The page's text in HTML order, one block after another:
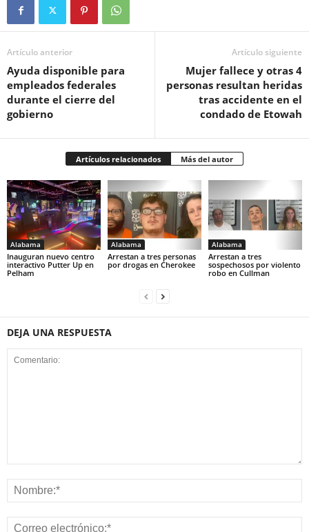
Artículo anterior
Ayuda disponible para
empleados federales
durante el cierre del
gobierno
Artículo siguiente
Mujer fallece y otras 4
personas resultan heridas
tras accidente en el
condado de Etowah
Artículos relacionados Más del autor
Alabama
Inauguran nuevo centro
interactivo Putter Up en
Pelham
Alabama
Arrestan a tres personas
por drogas en Cherokee
Alabama
Arrestan a tres
sospechosos por violento
robo en Cullman
DEJA UNA RESPUESTA